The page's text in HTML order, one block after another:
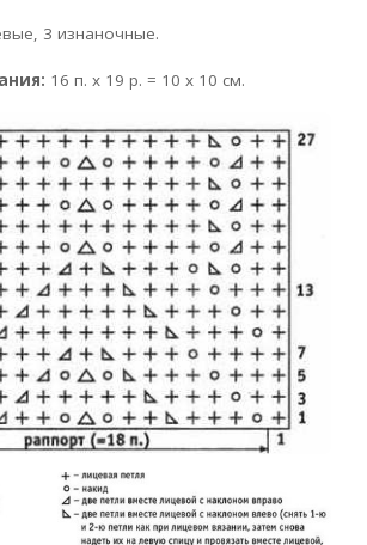
3 изнаночные.
16 п. х 19 р. = 10 х 10 см.